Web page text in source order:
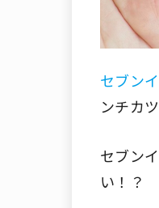
セブン
ンチカ
セブン
い！？